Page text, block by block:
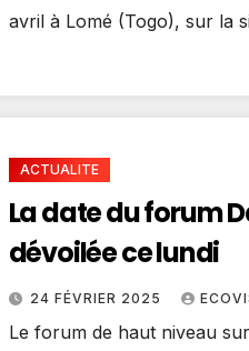
avril à Lomé (Togo), sur la
ACTUALITE
La date du forum
dévoilée ce lundi
24 FÉVRIER 2025
Le forum de haut niveau